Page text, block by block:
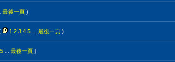
最後一頁 )
1 2 3 4 5 最後一頁 )
5 最後一頁 )